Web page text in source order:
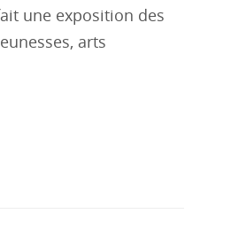
une exposition des
arts